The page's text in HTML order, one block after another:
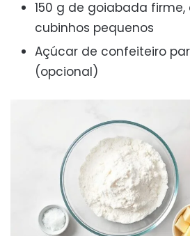
150 g de goiabada
cubinhos pequenos
Açúcar de confeiteiro
(opcional)